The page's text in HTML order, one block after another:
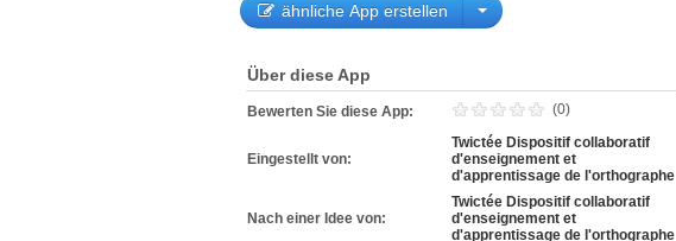
ähnliche App erstellen
Über diese App
Bewerten Sie diese App: (0)
Eingestellt von:
Twictée Dispositif collaboratif
d'enseignement et
d'apprentissage de l'orthographe
Nach einer Idee von:
Twictée Dispositif collaboratif
d'enseignement et
d'apprentissage de l'orthographe